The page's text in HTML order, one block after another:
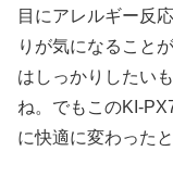
目にアレルギー反
りが気になること
はしっかりしたい
ね。でもこのKI-
に快適に変わった